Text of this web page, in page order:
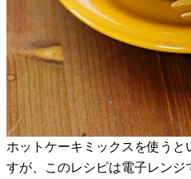
ホットケーキミックスを使う
すが、このレシピは電子レンジ